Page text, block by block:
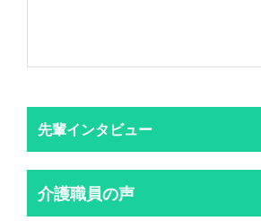
先輩インタビュー
介護職員の声